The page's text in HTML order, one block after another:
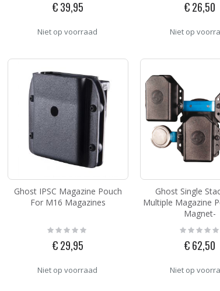
€ 39,95
Niet op voorraad
€ 26,50
Niet op
Ghost IPSC Magazine Pouch
For M16 Magazines
Rating:
0%
€ 29,95
Niet op voorraad
Ghost Single
Multiple Magazine
Magnet-
Rating:
0%
€ 62,50
Niet op